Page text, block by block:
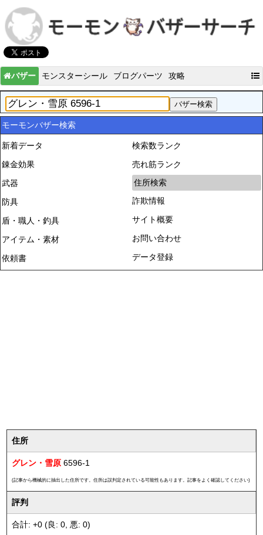
バザー モンスターシール ブログパーツ 攻略
モーモンバザー検索
新着データ
錬金効果
武器
防具
盾・職人・釣具
アイテム・素材
依頼書
検索数ランク
売れ筋ランク
住所検索
詐欺情報
サイト概要
お問い合わせ
データ登録
住所
グレン・雪原 6596-1
(記事から機械的に抽出した住所です。住所は誤判定されている可能性もあります。記事をよく確認してください)
評判
合計: +0 (良: 0, 悪: 0)